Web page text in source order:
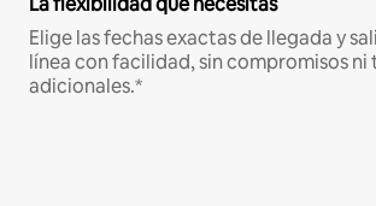
Elige las fechas exactas de llegada y
línea con facilidad, sin compromisos
adicionales.*